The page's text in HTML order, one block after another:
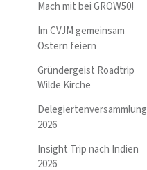
Mach mit bei GROW50!
Im CVJM gemeinsam
Ostern feiern
Gründergeist Roadtrip
Wilde Kirche
Delegiertenversammlung
2026
Insight Trip nach Indien
2026